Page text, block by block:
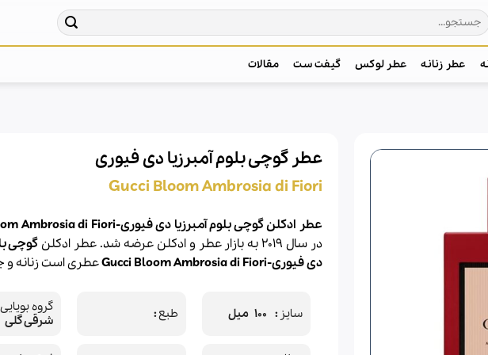
جستجو
برای:
عطر زنانه عطر لوکس گیفت ست مقالات
عطر گوچی بلوم آمبرزیا دی فیوری
Gucci Bloom Ambrosia di Fiori
عطر ادکلن گوچی بلوم آمبرزیا دی فیوری-Gucci Bloom Ambrosia di Fiori
در سال 2019 به بازار عطر و ادکلن عرضه شد. عطر ادکلن
گوچی
دی فیوری-
GucciBloom Ambrosia di Fiori عطری است زنانه و
سایز 100 میل طبع
گروه بویایی
شرقی گلی